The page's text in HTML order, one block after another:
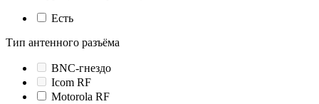
Есть
Тип антенного разъёма
BNC-гнездо
Icom RF
Motorola RF